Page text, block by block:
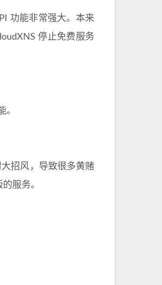
功能非常强大。本来
停止免费服务
。
招风，导致很多黄赌
服务。